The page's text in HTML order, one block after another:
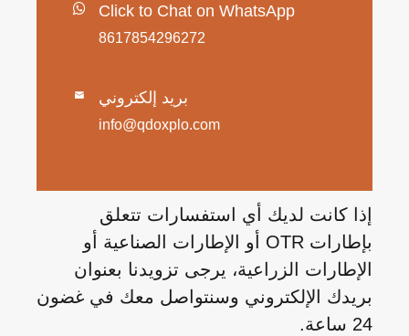
Click to Chat on WhatsApp
8617854296272
 بريد إلكتروني
info@qdoxplo.com
إذا كانت لديك أي استفسارات تتعلق
بإطارات OTR أو الإطارات الصناعية أو
الإطارات الزراعية، يرجى تزويدنا بعنوان
بريدك الإلكتروني وسنتواصل معك في غضون
24 ساعة.